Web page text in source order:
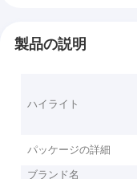
製品の説明
ハイライト
パッケージの詳細
ブランド名